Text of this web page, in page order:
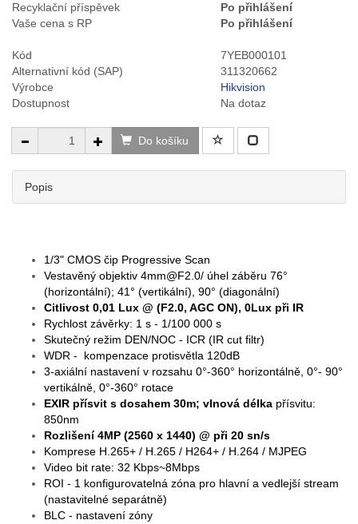
Recyklační příspěvek
Po přihlášení
Vaše cena s RP
Po přihlášení
Kód
7YEB000101
Alternativní kód (SAP)
311320662
Výrobce
Hikvision
Dostupnost
Na dotaz
Do košíku
Popis
1/3" CMOS čip Progressive Scan
Vestavěný objektiv 4mm@F2.0/ úhel záběru 76°
(horizontální); 41° (vertikální), 90° (diagonální)
Citlivost 0,01 Lux @ (F2.0, AGC ON), 0Lux při IR
Rychlost závěrky: 1 s - 1/100 000 s
Skutečný režim DEN/NOC - ICR (IR cut filtr)
WDR - kompenzace protisvětla 120dB
3-axiální nastavení v rozsahu 0°-360° horizontálně, 0°- 90°
vertikálně, 0°-360° rotace
EXIR přísvit s dosahem 30m; vlnová délka přísvitu:
850nm
Rozlišení 4MP (2560 x 1440) @ při 20 sn/s
Komprese H.265+ / H.265 / H264+ / H.264 / MJPEG
Video bit rate: 32 Kbps~8Mbps
ROI - 1 konfigurovatelná zóna pro hlavní a vedlejší stream
(nastavitelné separátně)
BLC - nastavení zóny